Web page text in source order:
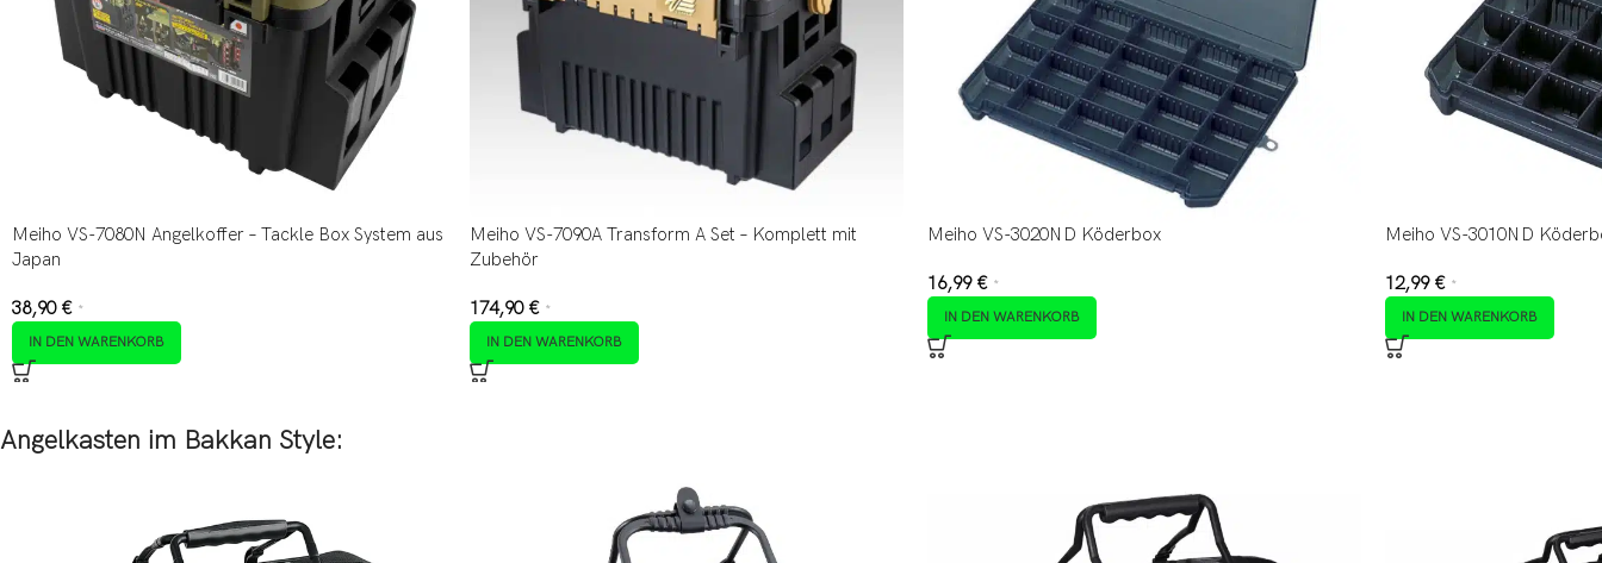
Meiho VS-7080N Angelkoffer – Tackle Box System aus
Japan
38,90 € *
IN DEN WARENKORB
Meiho VS-7090A Transform A Set – Komplett mit
Zubehör
174,90 € *
IN DEN WARENKORB
Meiho VS-3020ND Köderbox
16,99 € *
IN DEN WARENKORB
Meiho VS-3010ND
12,99 € *
IN DEN WARENKORB
Angelkasten im Bakkan Style: